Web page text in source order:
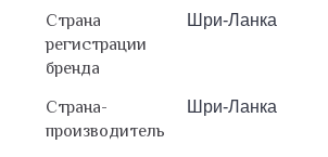
Страна
регистрации
бренда
Шри-Ланка
Страна-
производитель
Шри-Ланка